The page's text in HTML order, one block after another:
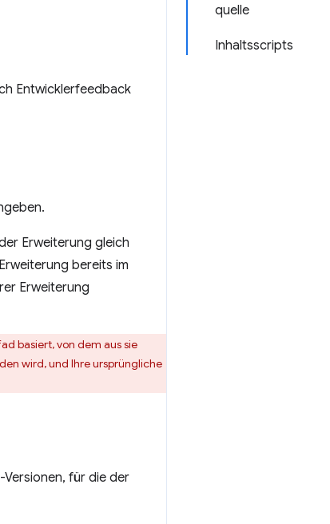
quelle
Inhaltsscripts
Entwicklerfeedback
Erweiterung gleich
bereits im
Erweiterung
basiert, von dem aus sie
wird, und Ihre ursprüngliche
Versionen, für die der